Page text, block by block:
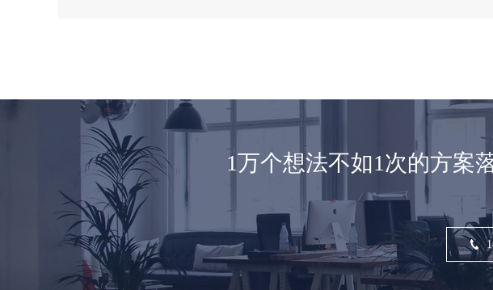
1万个想法不如1次的方案